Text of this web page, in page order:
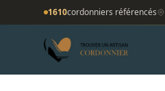
1610cordonniers référencés